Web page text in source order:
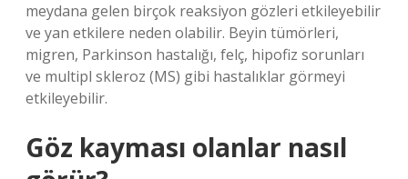
meydana gelen birçok reaksiyon gözleri etkileyebilir
ve yan etkilere neden olabilir. Beyin tümörleri,
migren, Parkinson hastalığı, felç, hipofiz sorunları
ve multipl skleroz (MS) gibi hastalıklar görmeyi
etkileyebilir.
Göz kayması olanlar nasıl